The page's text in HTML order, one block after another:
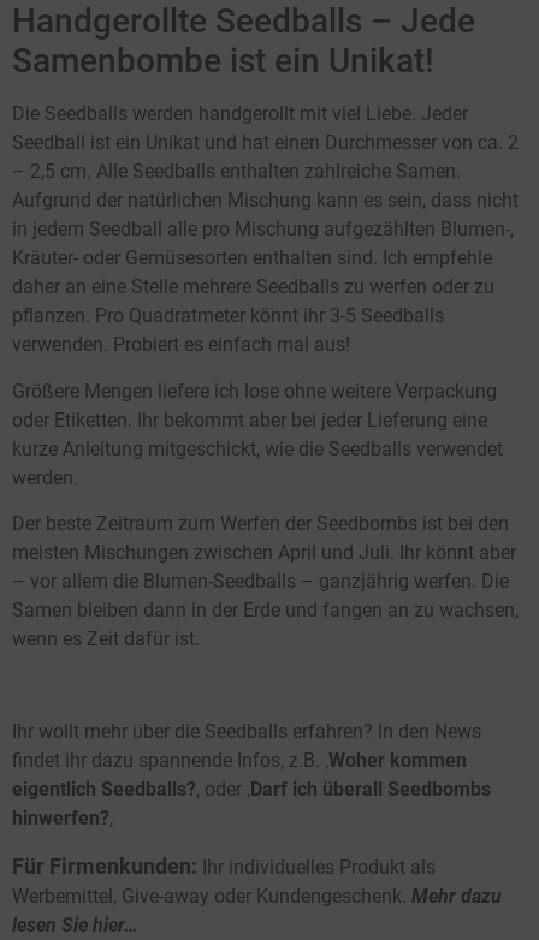
Handgerollte Seedballs – Jede
Samenbombe ist ein Unikat!
Die Seedballs werden handgerollt mit viel Liebe. Jeder
Seedball ist ein Unikat und hat einen Durchmesser von ca. 2
– 2,5 cm. Alle Seedballs enthalten zahlreiche Samen.
Aufgrund der natürlichen Mischung kann es sein, dass nicht
in jedem Seedball alle pro Mischung aufgezählten Blumen-,
Kräuter- oder Gemüsesorten enthalten sind. Ich empfehle
daher an eine Stelle mehrere Seedballs zu werfen oder zu
pflanzen. Pro Quadratmeter könnt ihr 3-5 Seedballs
verwenden. Probiert es einfach mal aus!
Größere Mengen liefere ich lose ohne weitere Verpackung
oder Etiketten. Ihr bekommt aber bei jeder Lieferung eine
kurze Anleitung mitgeschickt, wie die Seedballs verwendet
werden.
Der beste Zeitraum zum Werfen der Seedbombs ist bei den
meisten Mischungen zwischen April und Juli. Ihr könnt aber
– vor allem die Blumen-Seedballs – ganzjährig werfen. Die
Samen bleiben dann in der Erde und fangen an zu wachsen,
wenn es Zeit dafür ist.
Ihr wollt mehr über die Seedballs erfahren? In den News
findet ihr dazu spannende Infos, z.B. ‚ Woher kommen
eigentlich Seedballs? ‚ oder ‚ Darf ich überall Seedbombs
hinwerfen?
Für Firmenkunden: Ihr individuelles Produkt als
Werbemittel, Give-away oder Kundengeschenk. Mehr dazu
lesen Sie hier…